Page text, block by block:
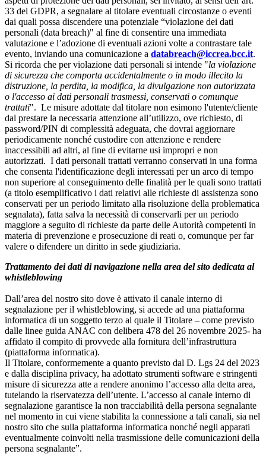
33 del GDPR, a segnalare al titolare eventuali circostanze o eventi
dai quali possa discendere una potenziale “violazione dei dati
personali (data breach)" al fine di consentire una immediata
valutazione e l’adozione di eventuali azioni volte a contrastare tale
evento, inviando una comunicazione a databreach@iccrea.bcc.it.
Si ricorda che per violazione dati personali si intende "la violazione
di sicurezza che comporta accidentalmente o in modo illecito la
distruzione, la perdita, la modifica, la divulgazione non autorizzata
o l'accesso ai dati personali trasmessi, conservati o comunque
trattati". Le misure adottate dal titolare non esimono l'utente/cliente
dal prestare la necessaria attenzione all’utilizzo, ove richiesto, di
password/PIN di complessità adeguata, che dovrai aggiornare
periodicamente nonché custodire con attenzione e rendere
inaccessibili ad altri, al fine di evitarne usi impropri e non
autorizzati. I dati personali trattati verranno conservati in una forma
che consenta l'identificazione degli interessati per un arco di tempo
non superiore al conseguimento delle finalità per le quali sono trattati
(a titolo esemplificativo i dati relativi alle richieste di assistenza sono
conservati per un periodo limitato alla risoluzione della problematica
segnalata), fatta salva la necessità di conservarli per un periodo
maggiore a seguito di richieste da parte delle Autorità competenti in
materia di prevenzione e prosecuzione di reati o, comunque per far
valere o difendere un diritto in sede giudiziaria.
Trattamento dei dati di navigazione nella area del sito dedicata al
whistleblowing
Dall’area del nostro sito dove è attivato il canale interno di
segnalazione per il whistleblowing, si accede ad una piattaforma
informatica di un soggetto terzo al quale il Titolare – come previsto
dalle linee guida ANAC con delibera 478 del 26 novembre 2025- ha
affidato il compito di provvede alla fornitura dell’infrastruttura
(piattaforma informatica).
Il Titolare, conformemente a quanto previsto dal D. Lgs 24 del 2023
e dalla disciplina privacy, ha adottato strumenti software e stringenti
misure di sicurezza atte a rendere anonimo l’accesso alla detta area,
tutelando la riservatezza dell’utente. L’accesso al canale interno di
segnalazione garantisce la non tracciabilità della persona segnalante
nel momento in cui viene stabilita la connessione a tali canali, sia nel
nostro sito che sulla piattaforma informatica nonché negli apparati
eventualmente coinvolti nella trasmissione delle comunicazioni della
persona segnalante”.